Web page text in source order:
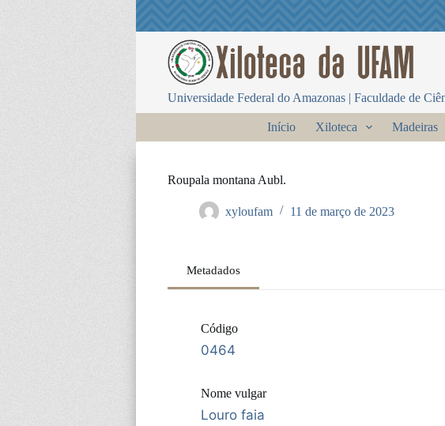
Universidade Federal do Amazonas | Faculdade de
Início Xiloteca Madeiras
Roupala montana Aubl.
xyloufam 11 de março de 2023
Metadados
Código
0464
Nome vulgar
Louro faia